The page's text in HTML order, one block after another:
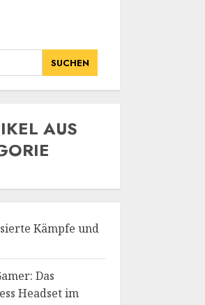
SUCHEN
AUS
Kämpfe und
Das
Headset im